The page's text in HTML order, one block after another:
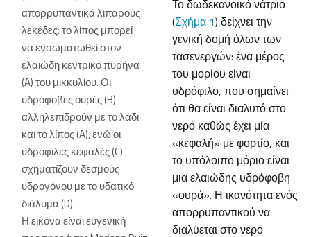
απορρυπαντικά λιπαρούς
λεκέδες: το λίπος μπορεί
να ενσωματωθεί στον
ελαιώδη κεντρικό πυρήνα
(A) του μικκυλίου. Οι
υδρόφοβες ουρές (B)
αλληλεπιδρούν με το λάδι
και το λίπος (A), ενώ οι
υδρόφιλες κεφαλές (C)
σχηματίζουν δεσμούς
υδρογόνου με το υδατικό
διάλυμα (D).
Η εικόνα είναι ευγενική
Το δωδεκανοϊκό νάτριο
(Σχήμα 1) δείχνει την
γενική δομή όλων των
τασενεργών: ένα μέρος
του μορίου είναι
υδρόφιλο, που σημαίνει
ότι θα είναι διαλυτό στο
νερό καθώς έχει μία
«κεφαλή» με φορτίο, και
το υπόλοιπο μόριο είναι
μια ελαιώδης υδρόφοβη
«ουρά». Η ικανότητα ενός
απορρυπαντικού να
διαλύεται στο νερό